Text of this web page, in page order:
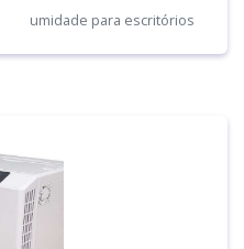
umidade para escritórios